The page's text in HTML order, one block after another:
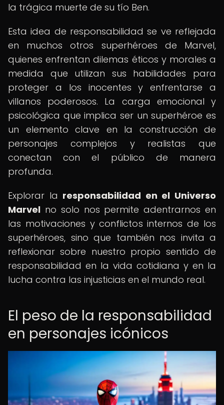
la trágica muerte de su tío Ben.
Esta idea de responsabilidad se ve reflejada
en muchos otros superhéroes de Marvel,
quienes enfrentan dilemas éticos y morales a
medida que utilizan sus habilidades para
proteger a los inocentes y enfrentarse a
villanos poderosos. La carga emocional y
psicológica que implica ser un superhéroe es
un elemento clave en la construcción de
personajes complejos y realistas que
conectan con el público de manera
profunda.
Explorar la responsabilidad en el Universo
Marvel no solo nos permite adentrarnos en
las motivaciones y conflictos internos de los
superhéroes, sino que también nos invita a
reflexionar sobre nuestro propio sentido de
responsabilidad en la vida cotidiana y en la
lucha contra las injusticias en el mundo real.
El peso de la responsabilidad
en personajes icónicos